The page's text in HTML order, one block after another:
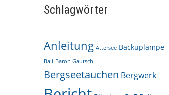
Schlagwörter
Anleitung Attersee Backuplampe
Bali Baron Gautsch
Bergseetauchen Bergwerk